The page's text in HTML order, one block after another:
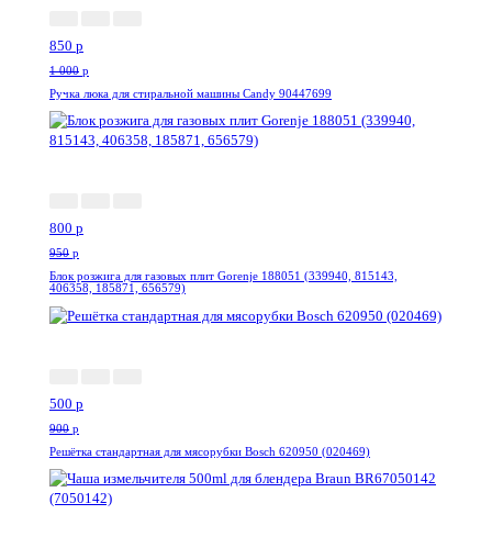
850 p
1 000 p
Ручка люка для стиральной машины Candy 90447699
800 p
950 p
Блок розжига для газовых плит Gorenje 188051 (339940, 815143,
406358, 185871, 656579)
500 p
900 p
Решётка стандартная для мясорубки Bosch 620950 (020469)